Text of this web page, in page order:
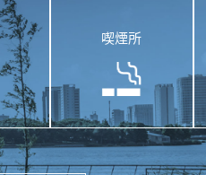
喫煙所